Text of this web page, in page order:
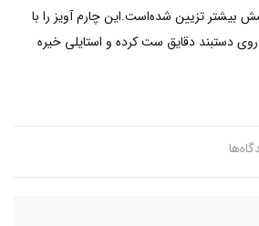
تزیین شده‌است.این چارم آویز را با
دستبند دقایق ست کرده و استایلی خیره